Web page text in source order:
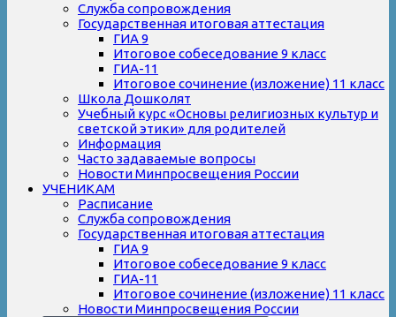
Служба сопровождения
Государственная итоговая аттестация
ГИА 9
Итоговое собеседование 9 класс
ГИА-11
Итоговое сочинение (изложение) 11 класс
Школа Дошколят
Учебный курс «Основы религиозных культур и
светской этики» для родителей
Информация
Часто задаваемые вопросы
Новости Минпросвещения России
УЧЕНИКАМ
Расписание
Служба сопровождения
Государственная итоговая аттестация
ГИА 9
Итоговое собеседование 9 класс
ГИА-11
Итоговое сочинение (изложение) 11 класс
Новости Минпросвещения России